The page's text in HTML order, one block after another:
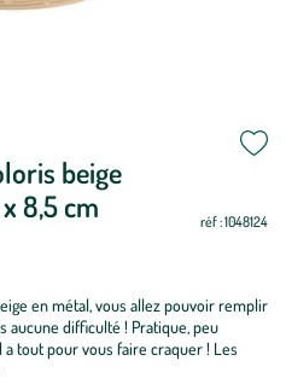
beige
8,5 cm
réf : 1048124
en métal, vous allez pouvoir remplir
aucune difficulté ! Pratique, peu
tout pour vous faire craquer ! Les